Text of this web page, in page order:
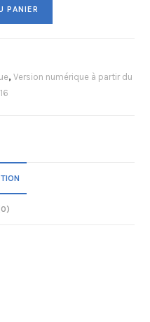
PANIER
,Version numérique à partir du